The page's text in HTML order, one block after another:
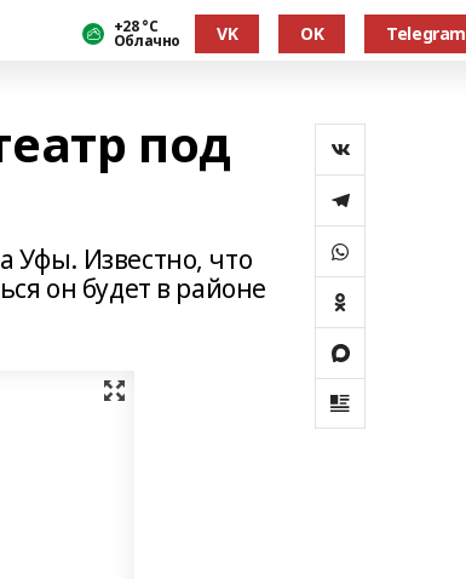
+28 °С
Облачно VK OK Telegram
под
Уфы. Известно, что
он будет в районе